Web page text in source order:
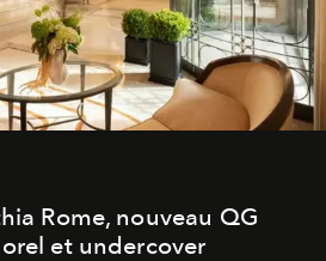
Rome, nouveau QG
et undercover